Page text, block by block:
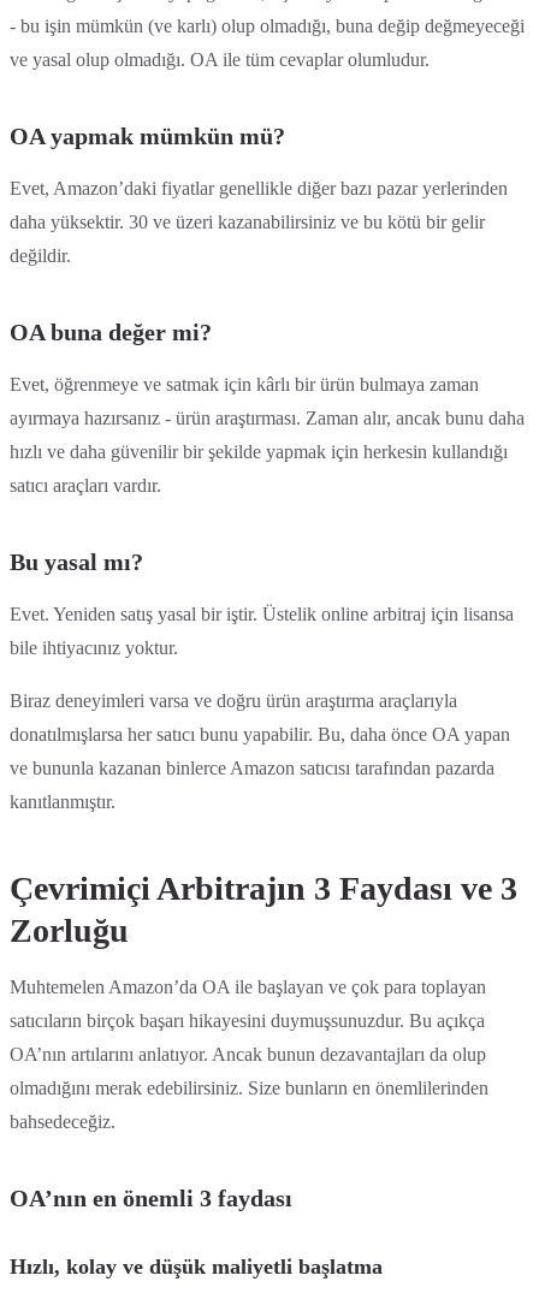
- bu işin mümkün (ve karlı) olup olmadığı, buna değip değmeyeceği
ve yasal olup olmadığı. OA ile tüm cevaplar olumludur.
OA yapmak mümkün mü?
Evet, Amazon’daki fiyatlar genellikle diğer bazı pazar yerlerinden
daha yüksektir. 30 ve üzeri kazanabilirsiniz ve bu kötü bir gelir
değildir.
OA buna değer mi?
Evet, öğrenmeye ve satmak için kârlı bir ürün bulmaya zaman
ayırmaya hazırsanız - ürün araştırması. Zaman alır, ancak bunu daha
hızlı ve daha güvenilir bir şekilde yapmak için herkesin kullandığı
satıcı araçları vardır.
Bu yasal mı?
Evet. Yeniden satış yasal bir iştir. Üstelik online arbitraj için lisansa
bile ihtiyacınız yoktur.
Biraz deneyimleri varsa ve doğru ürün araştırma araçlarıyla
donatılmışlarsa her satıcı bunu yapabilir. Bu, daha önce OA yapan
ve bununla kazanan binlerce Amazon satıcısı tarafından pazarda
kanıtlanmıştır.
Çevrimiçi Arbitrajın 3 Faydası ve 3
Zorluğu
Muhtemelen Amazon’da OA ile başlayan ve çok para toplayan
satıcıların birçok başarı hikayesini duymuşsunuzdur. Bu açıkça
OA’nın artılarını anlatıyor. Ancak bunun dezavantajları da olup
olmadığını merak edebilirsiniz. Size bunların en önemlilerinden
bahsedeceğiz.
OA’nın en önemli 3 faydası
Hızlı, kolay ve düşük maliyetli başlatma